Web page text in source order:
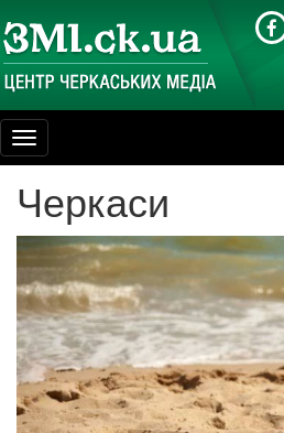
Toggle
navigation
Черкаси